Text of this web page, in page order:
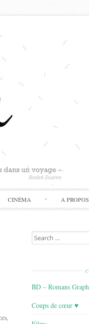
CINÉMA A PROPOS
Search
for:
BD – Romans
Coups de cœur ♥